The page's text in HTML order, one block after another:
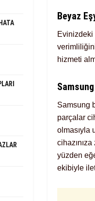
Beyaz
Evinizdeki
hizmeti
Samsung
parçalar
olmasıyla
yüzden
ekibiyle